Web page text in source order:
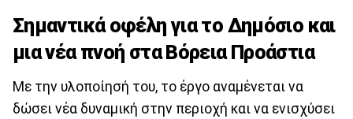
Σημαντικά οφέλη για το Δημόσιο και
μια νέα πνοή στα Βόρεια Προάστια
Με την υλοποίησή του, το έργο αναμένεται να
δώσει νέα δυναμική στην περιοχή και να ενισχύσει